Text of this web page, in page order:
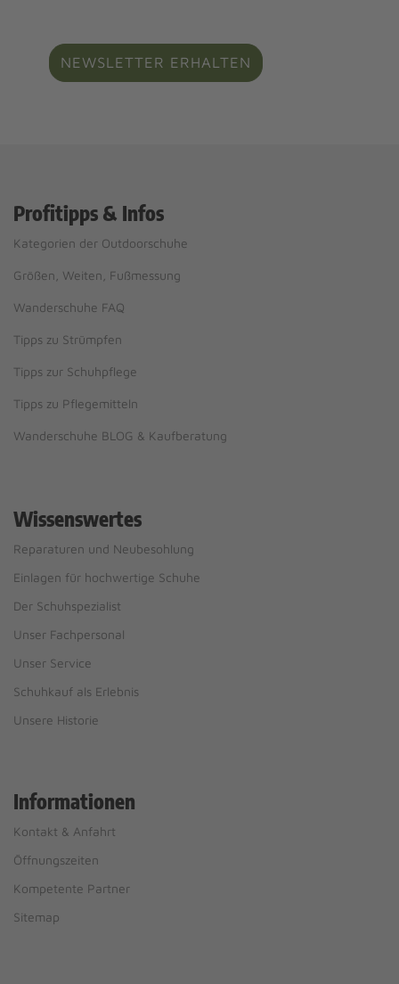
NEWSLETTER ERHALTEN
Profitipps & Infos
Kategorien der Outdoorschuhe
Größen, Weiten, Fußmessung
Wanderschuhe FAQ
Tipps zu Strümpfen
Tipps zur Schuhpflege
Tipps zu Pflegemitteln
Wanderschuhe BLOG & Kaufberatung
Wissenswertes
Reparaturen und Neubesohlung
Einlagen für hochwertige Schuhe
Der Schuhspezialist
Unser Fachpersonal
Unser Service
Schuhkauf als Erlebnis
Unsere Historie
Informationen
Kontakt & Anfahrt
Öffnungszeiten
Kompetente Partner
Sitemap